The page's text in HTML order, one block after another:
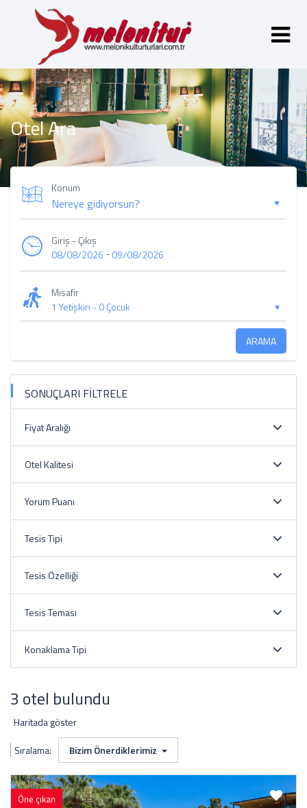
Otel Ara
Konum
Giriş - Çıkış
08/08/2026 -09/08/2026
Misafir
1 Yetişkin -0 Çocuk
ARAMA
SONUÇLARI FİLTRELE
Fiyat Aralığı
Otel Kalitesi
Yorum Puanı
Tesis Tipi
Tesis Özelliği
Tesis Teması
Konaklama Tipi
3 otel bulundu
Haritada göster
Sıralama:
Bizim Önerdiklerimiz
Öne çıkan